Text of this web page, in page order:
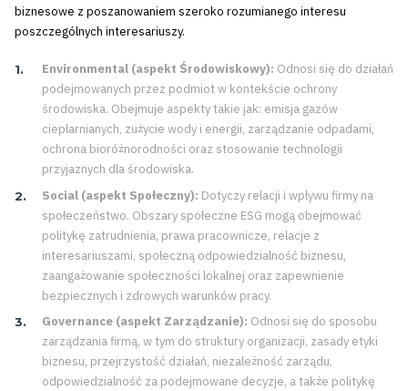
biznesowe z poszanowaniem szeroko rozumianego interesu
poszczególnych interesariuszy.
Environmental (aspekt Środowiskowy): Odnosi się do działań
podejmowanych przez podmiot w kontekście ochrony
środowiska. Obejmuje aspekty takie jak: emisja gazów
cieplarnianych, zużycie wody i energii, zarządzanie odpadami,
ochrona bioróżnorodności oraz stosowanie technologii
przyjaznych dla środowiska.
Social (aspekt Społeczny): Dotyczy relacji i wpływu firmy na
społeczeństwo. Obszary społeczne ESG mogą obejmować
politykę zatrudnienia, prawa pracownicze, relacje z
interesariuszami, społeczną odpowiedzialność biznesu,
zaangażowanie społeczności lokalnej oraz zapewnienie
bezpiecznych i zdrowych warunków pracy.
Governance (aspekt Zarządzanie): Odnosi się do sposobu
zarządzania firmą, w tym do struktury organizacji, zasady etyki
biznesu, przejrzystość działań, niezależność zarządu,
odpowiedzialność za podejmowane decyzje, a także politykę